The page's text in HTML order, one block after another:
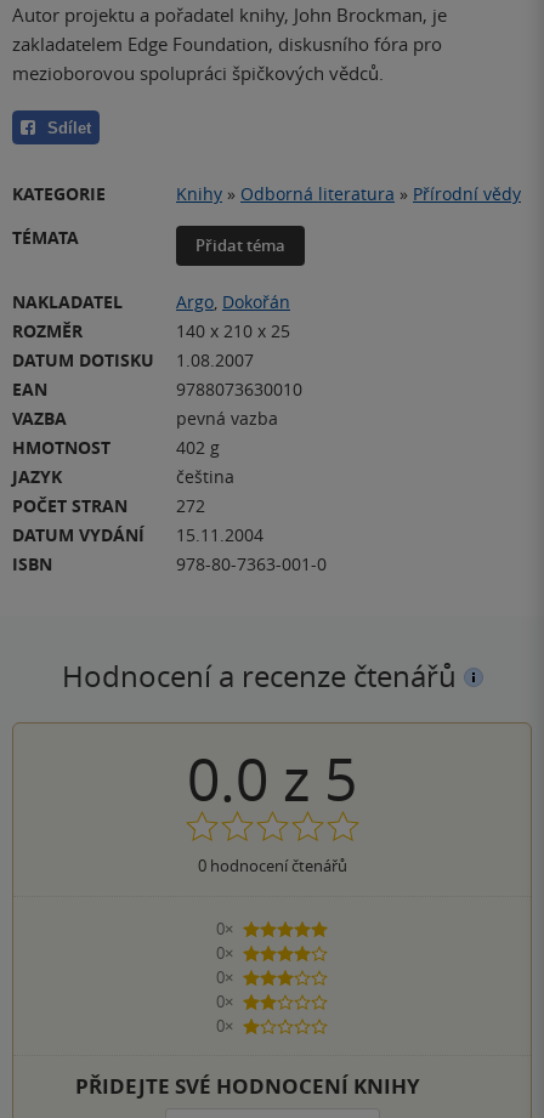
Autor projektu a pořadatel knihy, John Brockman, je
zakladatelem Edge Foundation, diskusního fóra pro
mezioborovou spolupráci špičkových vědců.
Sdílet
KATEGORIE Knihy » Odborná literatura » Přírodní vědy
TÉMATA
Přidat téma
NAKLADATEL Argo Dokořán
ROZMĚR
140 x 210 x 25
DATUM DOTISKU
1.08.2007
EAN
9788073630010
VAZBA
pevná vazba
HMOTNOST
402 g
JAZYK
čeština
POČET STRAN
272
DATUM VYDÁNÍ
15.11.2004
ISBN
978-80-7363-001-0
Hodnocení a recenze čtenářů
0.0 z 5
0hodnocení čtenářů
0×
5 hvězdiček
0×
4 hvězdičky
0×
3 hvězdičky
0×
2 hvězdičky
0×
1 hvezdička
PŘIDEJTE SVÉ HODNOCENÍ KNIHY